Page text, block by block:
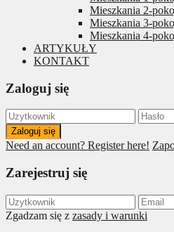
Mieszkania 2-
Mieszkania 3-
Mieszkania 4-
ARTYKUŁY
KONTAKT
Zaloguj się
Zaloguj się
Need an account? Register here!
Zarejestruj się
Zgadzam się z zasady i warunki